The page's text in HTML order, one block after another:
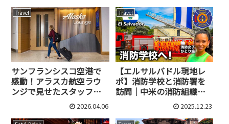
Travel
サンフランシスコ空港で
感動！アラスカ航空ラウ
ンジで見せたスタッフの
「神対応」体験記 2026.04.06
Travel
【エルサルバドル現地レ
ポ】消防学校と消防署を
訪問｜中米の消防組織と
2025.12.23